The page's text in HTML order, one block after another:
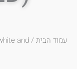
עמוד הבית/
and